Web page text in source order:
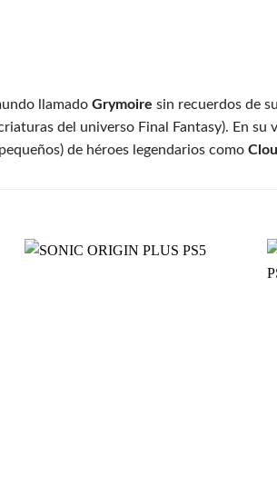
llamado Grymoire sin recuerdos de
del universo Final Fantasy). En su
de héroes legendarios como